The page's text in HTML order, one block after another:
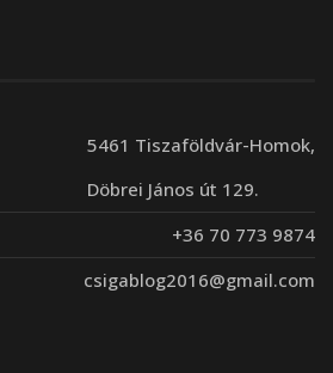
5461 Tiszaföldvár-Homok,
Döbrei János út 129.
+36 70 773 9874
csigablog2016@gmail.com